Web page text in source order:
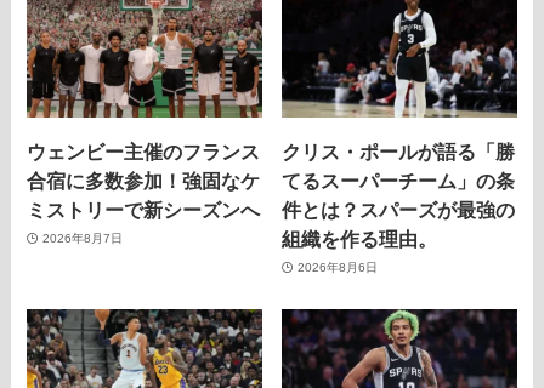
ウェンビー主催のフランス
合宿に多数参加！強固なケ
ミストリーで新シーズンへ
2026年8月7日
クリス・ポールが語る「勝
てるスーパーチーム」の条
件とは？スパーズが最強の
組織を作る理由。
2026年8月6日